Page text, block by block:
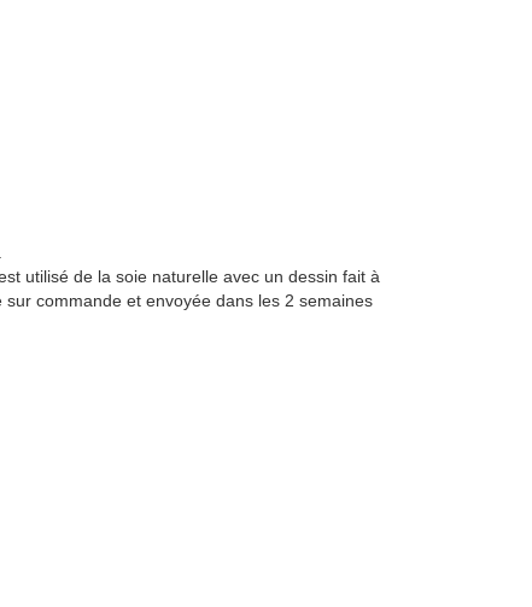
utilisé de la soie naturelle avec un dessin fait à
commande et envoyée dans les 2 semaines